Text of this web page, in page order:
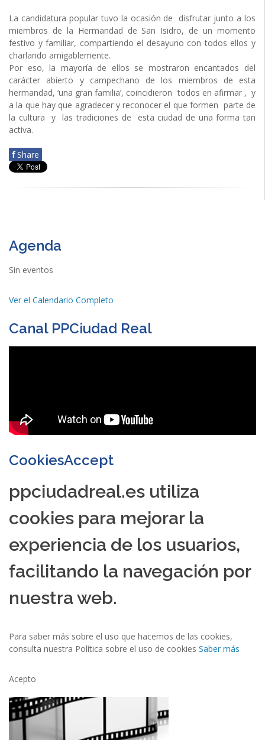
La candidatura popular tuvo la ocasión de disfrutar junto a los
miembros de la Hermandad de San Isidro, de un momento
festivo y familiar, compartiendo el desayuno con todos ellos y
charlando amigablemente.
Por eso, la mayoría de ellos se mostraron encantados del
carácter abierto y campechano de los miembros de esta
hermandad, ‘una gran familia’, coincidieron todos en afirmar , y
a la que hay que agradecer y reconocer el que formen parte de
la cultura y las tradiciones de esta ciudad de una forma tan
activa.
f Share
Agenda
Sin eventos
Ver el Calendario Completo
Canal PPCiudad Real
CookiesAccept
ppciudadreal.es utiliza
cookies para mejorar la
experiencia de los usuarios,
facilitando la navegación por
nuestra web.
Para saber más sobre el uso que hacemos de las cookies,
consulta nuestra Política sobre el uso de cookies Saber más
Acepto